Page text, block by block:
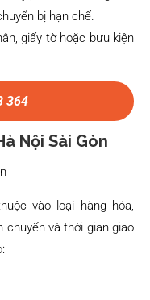
bị hạn chế.
giấy tờ hoặc bưu kiện
364
Nội Sài Gòn
vào loại hàng hóa,
chuyển và thời gian giao